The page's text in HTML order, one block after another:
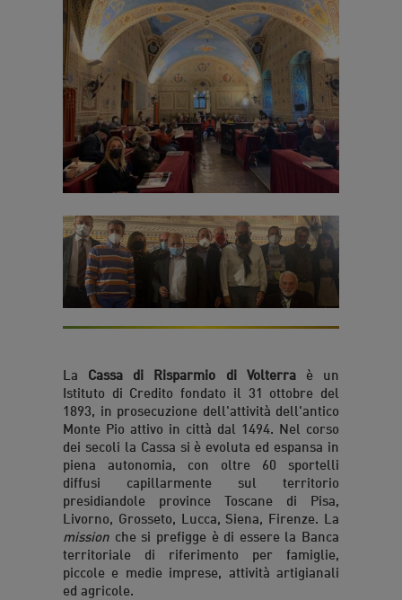
La Cassa di Risparmio di Volterraè un
Istituto di Credito fondato il 31 ottobre del
1893, in prosecuzione dell'attività dell'antico
Monte Pio attivo in città dal 1494. Nel corso
dei secoli la Cassa si è evoluta ed espansa in
piena autonomia, con oltre 60 sportelli
diffusi capillarmente sul territorio
presidiandole province Toscane di Pisa,
Livorno, Grosseto, Lucca, Siena, Firenze. La
mission che si prefigge è di essere la Banca
territoriale di riferimento per famiglie,
piccole e medie imprese, attività artigianali
ed agricole.